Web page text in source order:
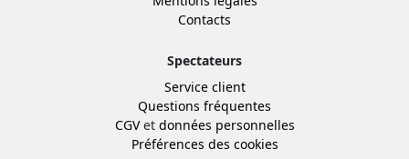
Contacts
Spectateurs
Service client
Questions fréquentes
CGVet données personnelles
Préférences des cookies